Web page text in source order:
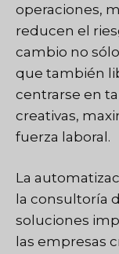
operaciones,
reducen el
cambio no
que también
centrarse en
creativas,
fuerza laboral.
La
la consultoría
soluciones
las empresas